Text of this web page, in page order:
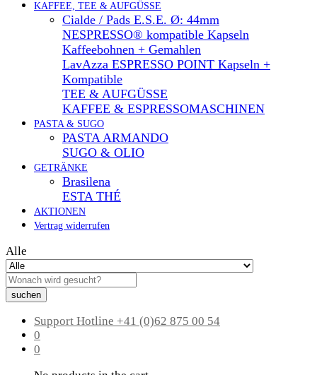
KAFFEE, TEE & AUFGÜSSE
Cialde / Pads E.S.E. Ø: 44mm
NESPRESSO® kompatible Kapseln
Kaffeebohnen + Gemahlen
LavAzza ESPRESSO POINT Kapseln +
Kompatible
TEE & AUFGÜSSE
KAFFEE & ESPRESSOMASCHINEN
PASTA & SUGO
PASTA ARMANDO
SUGO & OLIO
GETRÄNKE
Brasilena
ESTA THÉ
AKTIONEN
Vertrag widerrufen
Alle
suchen
Support Hotline +41 (0)62 875 00 54
0
0